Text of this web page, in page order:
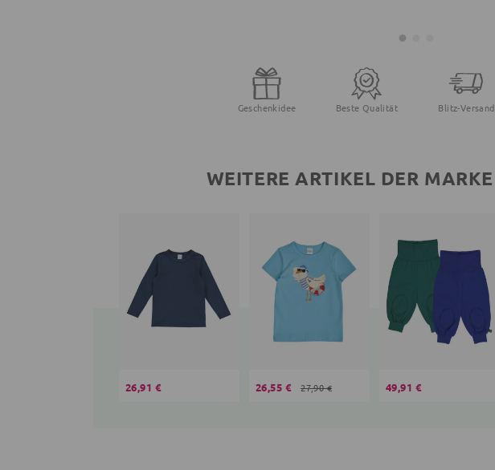
Geschenkidee Beste Qualität Blitz-Versand
WEITERE ARTIKEL DER MARKE
26,91 € 26,55 € 27,90 € 49,91 €